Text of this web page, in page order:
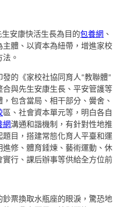
生安康快活生長為目的包養網 、
體、以資本為紐帶，增進家校
。
的《家校社協同育人“教聯體”
與先生安康生長、平安管護等
包含當局、相干部分、黌舍、
區、社會資本單元等，明白各自
網溝通和諧機制，有針對性地推
目，搭建常態化育人平臺和運
修、體育錘煉、藝術運動、休
行、課后辦事等供給全方位前
票換取水瓶座的眼淚，驚恐地